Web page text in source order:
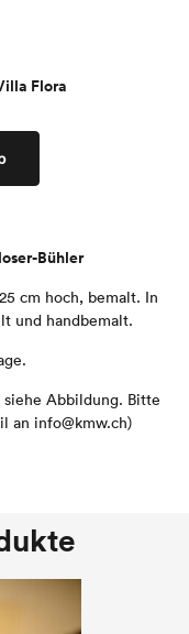
Flora
Bühler
cm hoch, bemalt. In
und handbemalt.
Abbildung. Bitte
an info@kmw.ch)